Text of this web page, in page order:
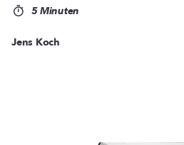
5 Minuten
Jens Koch